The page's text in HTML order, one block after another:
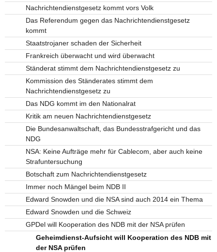
Nachrichtendienstgesetz kommt vors Volk
Das Referendum gegen das Nachrichtendienstgesetz
kommt
Staatstrojaner schaden der Sicherheit
Frankreich überwacht und wird überwacht
Ständerat stimmt dem Nachrichtendienstgesetz zu
Kommission des Ständerates stimmt dem
Nachrichtendienstgesetz zu
Das NDG kommt im den Nationalrat
Kritik am neuen Nachrichtendienstgesetz
Die Bundesanwaltschaft, das Bundesstrafgericht und das
NDG
NSA: Keine Aufträge mehr für Cablecom, aber auch keine
Strafuntersuchung
Botschaft zum Nachrichtendienstgesetz
Immer noch Mängel beim NDB II
Edward Snowden und die NSA sind auch 2014 ein Thema
Edward Snowden und die Schweiz
GPDel will Kooperation des NDB mit der NSA prüfen
Geheimdienst-Aufsicht will Kooperation des NDB mit
der NSA prüfen